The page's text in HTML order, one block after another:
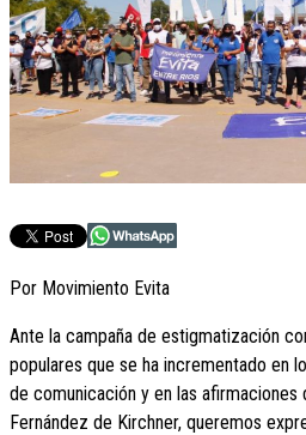
Por Movimiento Evita
Ante la campaña de estigmatización
populares que se ha incrementado en
de comunicación y en las
Fernández de Kirchner, queremos